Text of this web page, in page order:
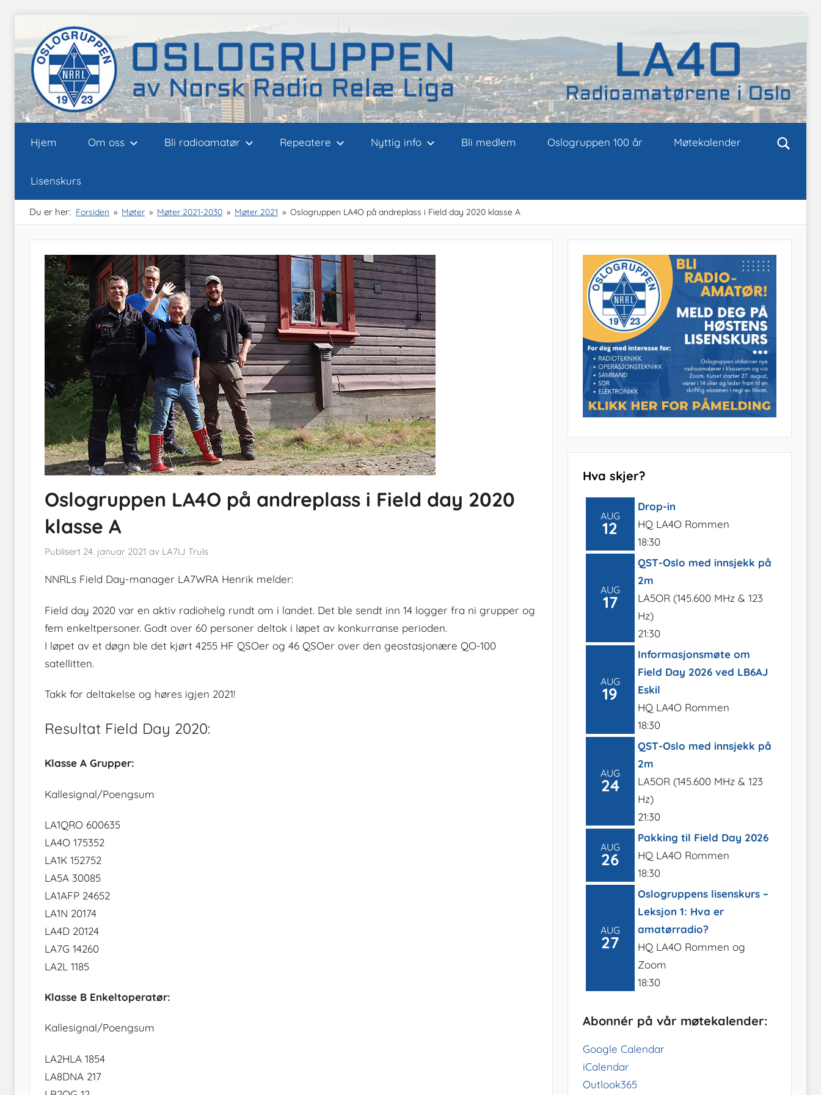
to
content
Oslogruppen
av
NRRL
Hjem Om oss Bli radioamatør Repeatere Nyttig info Bli medlem Oslogruppen 100 år Møtekalender
Lisenskurs
Du er her: Forsiden Møter Møter 2021-2030 Møter 2021 Oslogruppen LA4O på andreplass i Field day 2020 klasse A
Oslogruppen LA4O på andreplass i Field day 2020
klasse A
Publisert 24. januar 2021 av LA7IJ Truls
NNRLs Field Day-manager LA7WRA Henrik melder:
Field day 2020 var en aktiv radiohelg rundt om i landet. Det ble sendt inn 14 logger fra ni grupper og
fem enkeltpersoner. Godt over 60 personer deltok i løpet av konkurranse perioden.
I løpet av et døgn ble det kjørt 4255 HF QSOer og 46 QSOer over den geostasjonære QO-100
satellitten.
Takk for deltakelse og høres igjen 2021!
Resultat Field Day 2020:
Klasse A Grupper:
Kallesignal/Poengsum
LA1QRO 600635
LA4O 175352
LA1K 152752
LA5A 30085
LA1AFP 24652
LA1N 20174
LA4D 20124
LA7G 14260
LA2L 1185
Klasse B Enkeltoperatør:
Kallesignal/Poengsum
LA2HLA 1854
LA8DNA 217
Hva skjer?
AUG
12
Drop-in
HQ LA4O Rommen
18:30
AUG
17
QST-Oslo med innsjekk på
2m
LA5OR (145.600 MHz & 123
Hz)
21:30
AUG
19
Informasjonsmøte om
Field Day 2026 ved LB6AJ
Eskil
HQ LA4O Rommen
18:30
AUG
24
QST-Oslo med innsjekk på
2m
LA5OR (145.600 MHz & 123
Hz)
21:30
AUG
26
Pakking til Field Day 2026
HQ LA4O Rommen
18:30
AUG
27
Oslogruppens lisenskurs –
Leksjon 1: Hva er
amatørradio?
HQ LA4O Rommen og
Zoom
18:30
Abonnér på vår møtekalender:
Google Calendar
iCalendar
Outlook365